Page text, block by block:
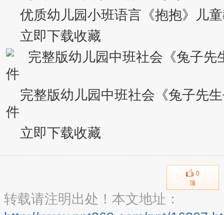
优质幼儿园小班语言《抱抱》儿
立即下载收藏
完整版幼儿园中班社会《兔子先
件
立即下载收藏
0
顶
转载请注明出处！本文地址：